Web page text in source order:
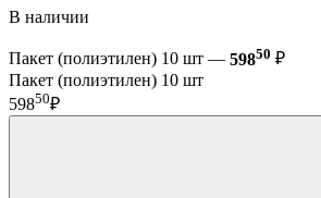
В наличии
Пакет (полиэтилен) 10 шт — 59850 ₽
Пакет (полиэтилен) 10 шт
59850₽